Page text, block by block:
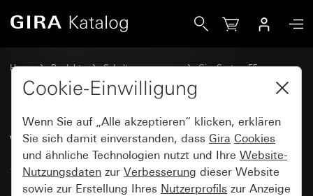
Home Produkte Schalterprogramme
Gira System 55
Wippensets für Bussysteme
Wippenset 1fach beschreibbar
System 55
Cookie-Einwilligung
Wenn Sie auf „Alle akzeptieren“ klicken, erklären
Sie sich damit einverstanden, dass Gira Cookies
und ähnliche Technologien nutzt und Ihre Website-
Nutzungsdaten zur Verbesserung dieser Website
sowie zur Erstellung Ihres Nutzerprofils zur Anzeige